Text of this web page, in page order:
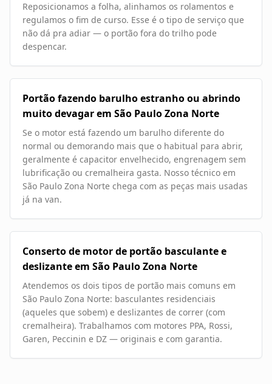
Reposicionamos a folha, alinhamos os rolamentos e
regulamos o fim de curso. Esse é o tipo de serviço que
não dá pra adiar — o portão fora do trilho pode
despencar.
Portão fazendo barulho estranho ou abrindo
muito devagar em São Paulo Zona Norte
Se o motor está fazendo um barulho diferente do
normal ou demorando mais que o habitual para abrir,
geralmente é capacitor envelhecido, engrenagem sem
lubrificação ou cremalheira gasta. Nosso técnico em
São Paulo Zona Norte chega com as peças mais usadas
já na van.
Conserto de motor de portão basculante e
deslizante em São Paulo Zona Norte
Atendemos os dois tipos de portão mais comuns em
São Paulo Zona Norte: basculantes residenciais
(aqueles que sobem) e deslizantes de correr (com
cremalheira). Trabalhamos com motores PPA, Rossi,
Garen, Peccinin e DZ — originais e com garantia.